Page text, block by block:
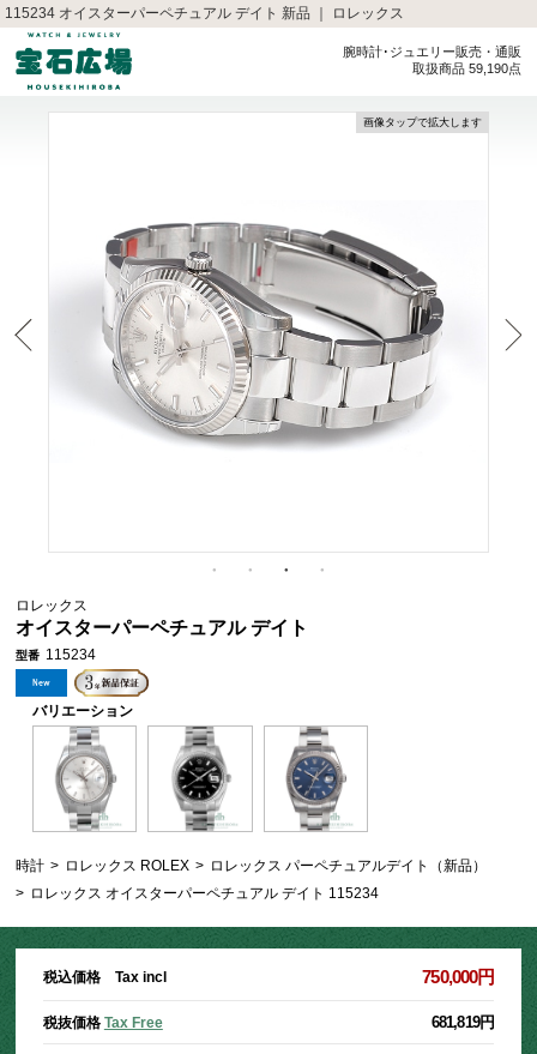
115234 オイスターパーペチュアル デイト 新品 ｜ ロレックス
腕時計･ジュエリー販売・通販
取扱商品 59,190点
画像タップで拡大します
ロレックス
オイスターパーペチュアル デイト
型番 115234
バリエーション
時計 > ロレックス ROLEX > ロレックス パーペチュアルデイト（新品）
> ロレックス オイスターパーペチュアル デイト 115234
税込価格 Tax incl 750,000円
税抜価格 Tax Free 681,819円